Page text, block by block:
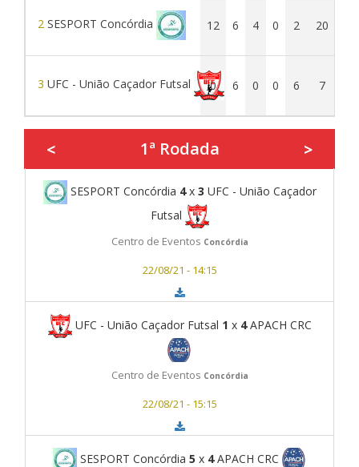
2 SESPORT Concórdia 12 6 4 0 2 20
3 UFC - União Caçador Futsal 0 6 0 0 6 7
< 1ª Rodada >
SESPORT Concórdia 4x 3 UFC - União Caçador
Futsal
Centro de Eventos Concórdia
22/08/21 - 14:15
UFC - União Caçador Futsal 1 x 4APACH CRC
Centro de Eventos Concórdia
22/08/21 - 15:15
SESPORT Concórdia 5 x 4APACH CRC